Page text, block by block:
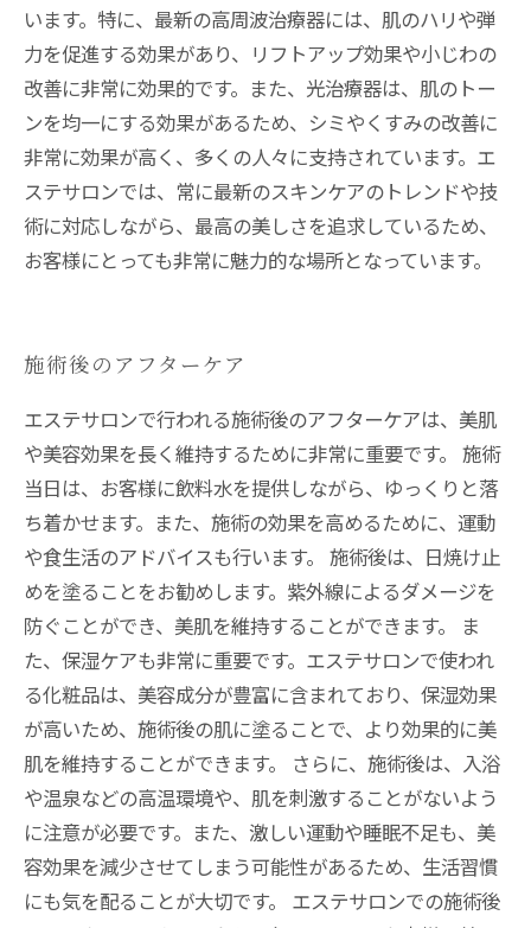
います。特に、最新の高周波治療器には、肌のハリや弾
力を促進する効果があり、リフトアップ効果や小じわの
改善に非常に効果的です。また、光治療器は、肌のトー
ンを均一にする効果があるため、シミやくすみの改善に
非常に効果が高く、多くの人々に支持されています。エ
ステサロンでは、常に最新のスキンケアのトレンドや技
術に対応しながら、最高の美しさを追求しているため、
お客様にとっても非常に魅力的な場所となっています。
施術後のアフターケア
エステサロンで行われる施術後のアフターケアは、美肌
や美容効果を長く維持するために非常に重要です。 施術
当日は、お客様に飲料水を提供しながら、ゆっくりと落
ち着かせます。また、施術の効果を高めるために、運動
や食生活のアドバイスも行います。 施術後は、日焼け止
めを塗ることをお勧めします。紫外線によるダメージを
防ぐことができ、美肌を維持することができます。 ま
た、保湿ケアも非常に重要です。エステサロンで使われ
る化粧品は、美容成分が豊富に含まれており、保湿効果
が高いため、施術後の肌に塗ることで、より効果的に美
肌を維持することができます。 さらに、施術後は、入浴
や温泉などの高温環境や、肌を刺激することがないよう
に注意が必要です。また、激しい運動や睡眠不足も、美
容効果を減少させてしまう可能性があるため、生活習慣
にも気を配ることが大切です。 エステサロンでの施術後